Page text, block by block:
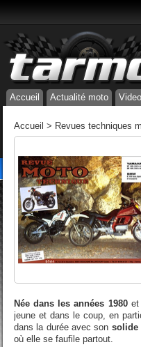
Accueil Actualité moto
Accueil > Revues techniques
Née dans les années 1980et
jeune et dans le coup, en
dans la durée avec son solide
où elle se faufile partout.